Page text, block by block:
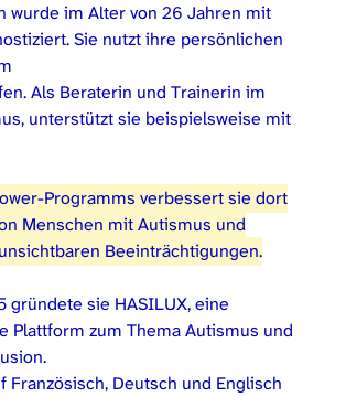
wurde im Alter von 26 Jahren mit
Sie nutzt ihre persönlichen
Als Beraterin und Trainerin im
unterstützt sie beispielsweise mit
Programms verbessert sie dort
Menschen mit Autismus und
Beeinträchtigungen.
gründete sie HASILUX, eine
Plattform zum Thema Autismus und
Französisch, Deutsch und Englisch